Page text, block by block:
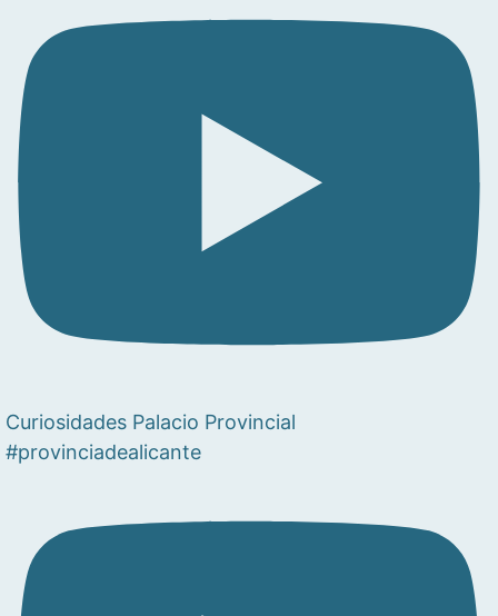
Curiosidades Palacio Provincial
#provinciadealicante